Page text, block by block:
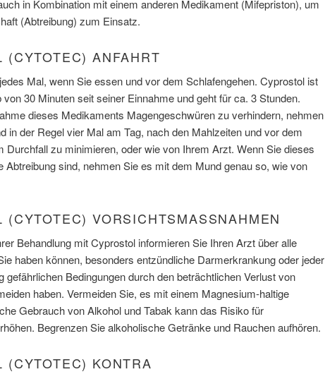
in Kombination mit einem anderen Medikament (Mifepriston), um
(Abtreibung) zum Einsatz.
(CYTOTEC) ANFAHRT
Mal, wenn Sie essen und vor dem Schlafengehen. Cyprostol ist
von 30 Minuten seit seiner Einnahme und geht für ca. 3 Stunden.
dieses Medikaments Magengeschwüren zu verhindern, nehmen
in der Regel vier Mal am Tag, nach den Mahlzeiten und vor dem
Durchfall zu minimieren, oder wie von Ihrem Arzt. Wenn Sie dieses
Abtreibung sind, nehmen Sie es mit dem Mund genau so, wie von
(CYTOTEC) VORSICHTSMASSNAHMEN
Behandlung mit Cyprostol informieren Sie Ihren Arzt über alle
haben können, besonders entzündliche Darmerkrankung oder jeder
gefährlichen Bedingungen durch den beträchtlichen Verlust von
haben. Vermeiden Sie, es mit einem Magnesium-haltige
Gebrauch von Alkohol und Tabak kann das Risiko für
Begrenzen Sie alkoholische Getränke und Rauchen aufhören.
(CYTOTEC) KONTRA